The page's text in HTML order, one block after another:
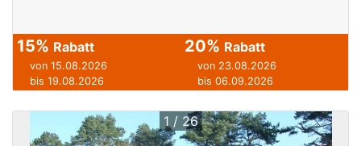
15% Rabatt
von 15.08.2026
bis 19.08.2026
20% Rabatt
von 23.08.2026
bis 06.09.2026
1 / 26